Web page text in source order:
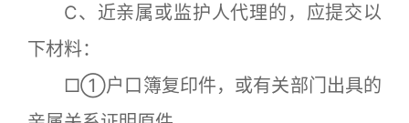
C、近亲属或监护人代理的，应提交以
下材料：
□①户口簿复印件，或有关部门出具的